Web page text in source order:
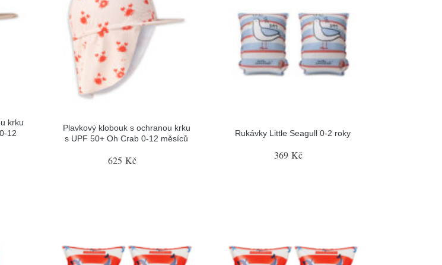
krku
12
Plavkový klobouk s ochranou krku
s UPF 50+ Oh Crab 0-12 měsíců
625 Kč
Rukávky Little Seagull 0-2 roky
369 Kč